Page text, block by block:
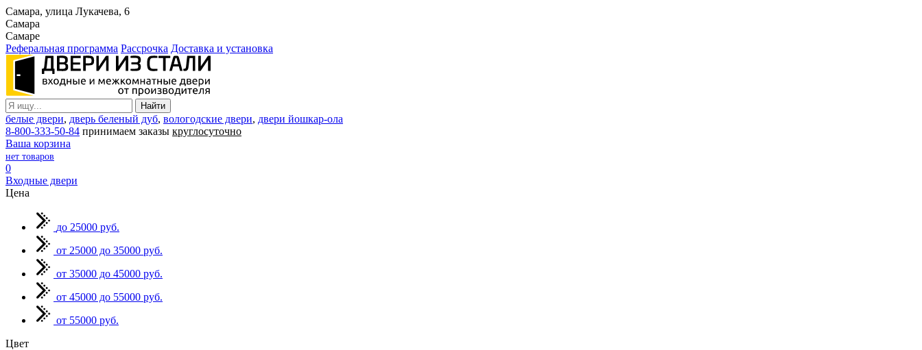
Самара, улица Лукачева, 6
Самара
Самаре
Реферальная программа Рассрочка Доставка и установка
белые двери, дверь беленый дуб, вологодские двери, двери йошкар-ола
8-800-333-50-84 принимаем заказы круглосуточно
Ваша корзина
нет товаров
0
Входные двери
Цена
до 25000 руб.
от 25000 до 35000 руб.
от 35000 до 45000 руб.
от 45000 до 55000 руб.
от 55000 руб.
Цвет